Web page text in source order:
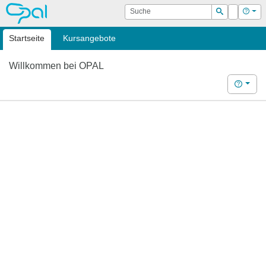
OPAL Suche
Suchen
Login Hilfe
Startseite Kursangebote
Willkommen bei OPAL
Hilfe